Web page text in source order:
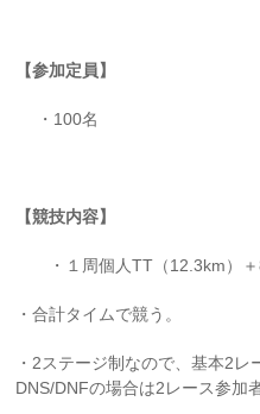
【参加定員】
・100名
【競技内容】
・１周個人TT（12.3km）
・合計タイムで競う。
・2ステージ制なので、基本2
DNS/DNFの場合は2レース参加